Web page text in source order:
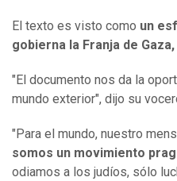
El texto es visto como un
gobierna la Franja de
"El documento nos da la
mundo exterior", dijo su
"Para el mundo, nuestro
somos un movimiento
odiamos a los judíos, sólo